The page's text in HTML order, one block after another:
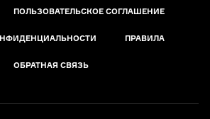
ПОЛЬЗОВАТЕЛЬСКОЕ СОГЛАШЕНИЕ
ПРАВИЛА
ОБРАТНАЯ СВЯЗЬ